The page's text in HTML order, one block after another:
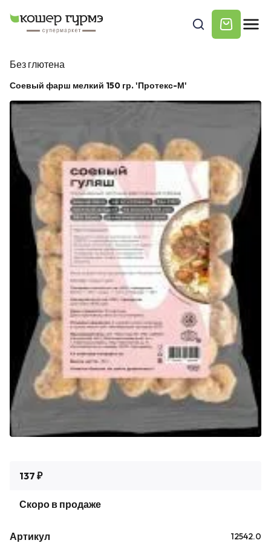
Без глютена
Соевый фарш мелкий 150 гр. 'Протекс-М'
137 ₽
Скоро в продаже
Артикул 12542.0